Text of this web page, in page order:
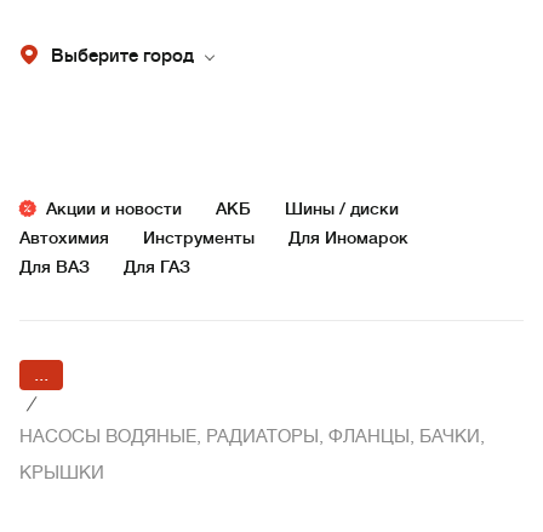
Выберите город
Акции и новости АКБ
Шины / диски
Автохимия
Инструменты
Для Иномарок
Для ВАЗ
Для ГАЗ
...
/
НАСОСЫ ВОДЯНЫЕ, РАДИАТОРЫ, ФЛАНЦЫ, БАЧКИ,
КРЫШКИ